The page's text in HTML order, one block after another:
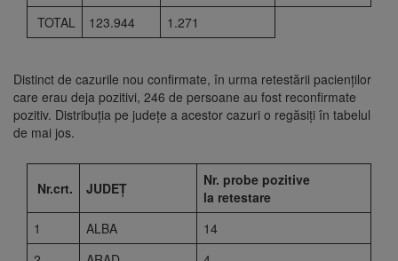
TOTAL
123.944 1.271
Distinct de cazurile nou confirmate, în urma retestării pacienților
care erau deja pozitivi, 246 de persoane au fost reconfirmate
pozitiv. Distribuția pe județe a acestor cazuri o regăsiți în tabelul
de mai jos.
Nr.crt. JUDEȚ
Nr. probe pozitive
la retestare
1
ALBA
14